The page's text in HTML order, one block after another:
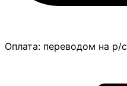
Оплата: переводом на р/с